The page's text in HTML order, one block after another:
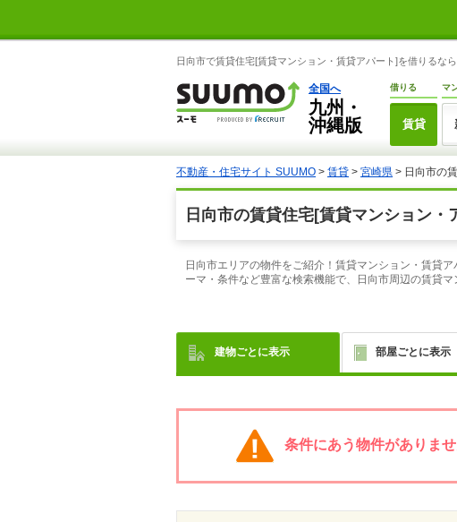
日向市で賃貸住宅[賃貸マンション・賃貸アパート]を借りるな
全国へ
九州・
沖縄版
借りる
賃貸
マ
不動産・住宅サイト SUUMO > 賃貸 > 宮崎県 > 日向市の
日向市の賃貸住宅[賃貸マンション・
日向市エリアの物件をご紹介！賃貸マンション・賃貸
ーマ・条件など豊富な検索機能で、日向市周辺の賃貸
建物ごとに表示 部屋ごとに表示
条件にあう物件がありま